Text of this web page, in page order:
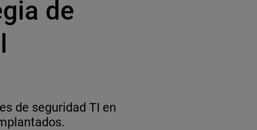
de
de seguridad TI en